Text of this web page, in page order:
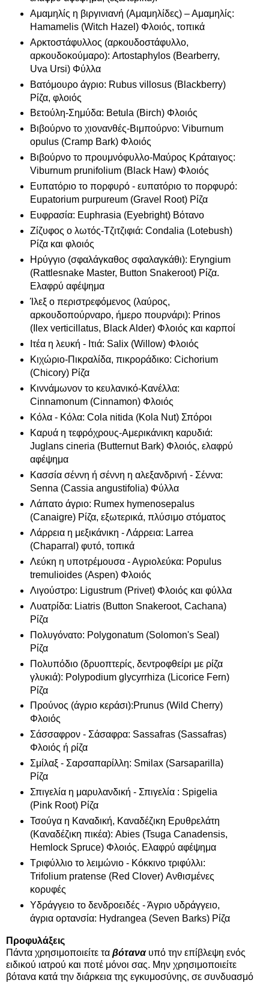
Αμαμηλίς η βιργινιανή (Αμαμηλίδες) – Αμαμηλίς:
Hamamelis (Witch Hazel) Φλοιός, τοπικά
Αρκτοστάφυλλος (αρκουδοστάφυλλο,
αρκουδοκούμαρο): Artostaphylos (Bearberry,
Uva Ursi) Φύλλα
Βατόμουρο άγριο: Rubus villosus (Blackberry)
Ρίζα, φλοιός
Βετούλη-Σημύδα: Betula (Birch) Φλοιός
Βιβούρνο το χιονανθές-Βιμπούρνο: Viburnum
opulus (Cramp Bark) Φλοιός
Βιβούρνο το προυμνόφυλλο-Μαύρος Κράταιγος:
Viburnum prunifolium (Black Haw) Φλοιός
Ευπατόριο το πορφυρό - ευπατόριο το πορφυρό:
Eupatorium purpureum (Gravel Root) Ρίζα
Ευφρασία: Euphrasia (Eyebright) Βότανο
Ζίζυφος ο λωτός-Τζιτζιφιά: Condalia (Lotebush)
Ρίζα και φλοιός
Ηρύγγιο (σφαλάγκαθος σφαλαγκάθι): Eryngium
(Rattlesnake Master, Button Snakeroot) Ρίζα.
Ελαφρύ αφέψημα
Ίλεξ ο περιστρεφόμενος (λαύρος,
αρκουδοπούρναρο, ήμερο πουρνάρι): Prinos
(Ilex verticillatus, Black Alder) Φλοιός και καρποί
Ιτέα η λευκή - Ιτιά: Salix (Willow) Φλοιός
Κιχώριο-Πικραλίδα, πικροράδικο: Cichorium
(Chicory) Ρίζα
Κιννάμωνον το κευλανικό-Κανέλλα:
Cinnamonum (Cinnamon) Φλοιός
Κόλα - Κόλα: Cola nitida (Kola Nut) Σπόροι
Καρυά η τεφρόχρους-Αμερικάνικη καρυδιά:
Juglans cineria (Butternut Bark) Φλοιός, ελαφρύ
αφέψημα
Κασσία σέννη ή σέννη η αλεξανδρινή - Σέννα:
Senna (Cassia angustifolia) Φύλλα
Λάπατο άγριο: Rumex hymenosepalus
(Canaigre) Ρίζα, εξωτερικά, πλύσιμο στόματος
Λάρρεια η μεξικάνικη - Λάρρεια: Larrea
(Chaparral) φυτό, τοπικά
Λεύκη η υποτρέμουσα - Αγριολεύκα: Populus
tremulioides (Aspen) Φλοιός
Λιγούστρο: Ligustrum (Privet) Φλοιός και φύλλα
Λυατρίδα: Liatris (Button Snakeroot, Cachana)
Ρίζα
Πολυγόνατο: Polygonatum (Solomon's Seal)
Ρίζα
Πολυπόδιο (δρυοπτερίς, δεντροφθείρι με ρίζα
γλυκιά): Polypodium glycyrrhiza (Licorice Fern)
Ρίζα
Προύνος (άγριο κεράσι):Prunus (Wild Cherry)
Φλοιός
Σάσσαφρον - Σάσαφρα: Sassafras (Sassafras)
Φλοιός ή ρίζα
Σμίλαξ - Σαρσαπαρίλλη: Smilax (Sarsaparilla)
Ρίζα
Σπιγελία η μαρυλανδική - Σπιγελία : Spigelia
(Pink Root) Ρίζα
Τσούγα η Καναδική, Καναδέζικη Ερυθρελάτη
(Καναδέζικη πικέα): Abies (Tsuga Canadensis,
Hemlock Spruce) Φλοιός. Ελαφρύ αφέψημα
Τριφύλλιο το λειμώνιο - Κόκκινο τριφύλλι:
Trifolium pratense (Red Clover) Ανθισμένες
κορυφές
Υδράγγειο το δενδροειδές - Άγριο υδράγγειο,
άγρια ορτανσία: Hydrangea (Seven Barks) Ρίζα
Προφυλάξεις
Πάντα χρησιμοποιείτε τα βόταναυπό την επίβλεψη ενός
ειδικού ιατρού και ποτέ μόνοι σας. Μην χρησιμοποιείτε
βότανα κατά την διάρκεια της εγκυμοσύνης, σε συνδυασμό